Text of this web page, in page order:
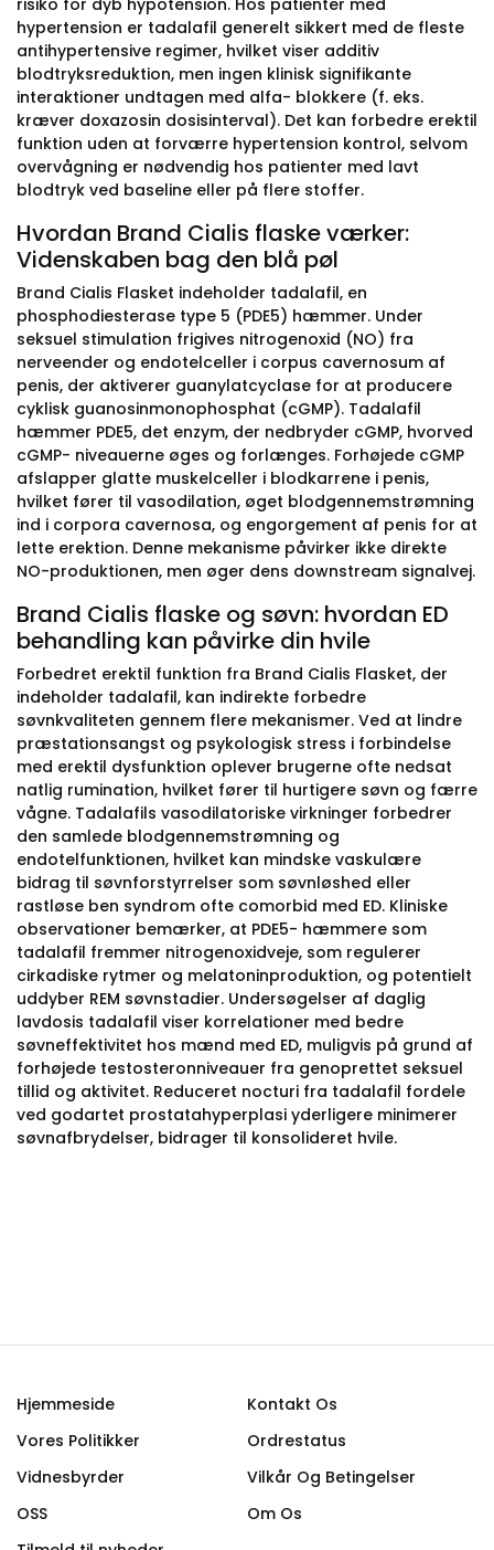
risiko for dyb hypotension. Hos patienter med
hypertension er tadalafil generelt sikkert med de fleste
antihypertensive regimer, hvilket viser additiv
blodtryksreduktion, men ingen klinisk signifikante
interaktioner undtagen med alfa- blokkere (f. eks.
kræver doxazosin dosisinterval). Det kan forbedre erektil
funktion uden at forværre hypertension kontrol, selvom
overvågning er nødvendig hos patienter med lavt
blodtryk ved baseline eller på flere stoffer.
Hvordan Brand Cialis flaske værker:
Videnskaben bag den blå pøl
Brand Cialis Flasket indeholder tadalafil, en
phosphodiesterase type 5 (PDE5) hæmmer. Under
seksuel stimulation frigives nitrogenoxid (NO) fra
nerveender og endotelceller i corpus cavernosum af
penis, der aktiverer guanylatcyclase for at producere
cyklisk guanosinmonophosphat (cGMP). Tadalafil
hæmmer PDE5, det enzym, der nedbryder cGMP, hvorved
cGMP- niveauerne øges og forlænges. Forhøjede cGMP
afslapper glatte muskelceller i blodkarrene i penis,
hvilket fører til vasodilation, øget blodgennemstrømning
ind i corpora cavernosa, og engorgement af penis for at
lette erektion. Denne mekanisme påvirker ikke direkte
NO-produktionen, men øger dens downstream signalvej.
Brand Cialis flaske og søvn: hvordan ED
behandling kan påvirke din hvile
Forbedret erektil funktion fra Brand Cialis Flasket, der
indeholder tadalafil, kan indirekte forbedre
søvnkvaliteten gennem flere mekanismer. Ved at lindre
præstationsangst og psykologisk stress i forbindelse
med erektil dysfunktion oplever brugerne ofte nedsat
natlig rumination, hvilket fører til hurtigere søvn og færre
vågne. Tadalafils vasodilatoriske virkninger forbedrer
den samlede blodgennemstrømning og
endotelfunktionen, hvilket kan mindske vaskulære
bidrag til søvnforstyrrelser som søvnløshed eller
rastløse ben syndrom ofte comorbid med ED. Kliniske
observationer bemærker, at PDE5- hæmmere som
tadalafil fremmer nitrogenoxidveje, som regulerer
cirkadiske rytmer og melatoninproduktion, og potentielt
uddyber REM søvnstadier. Undersøgelser af daglig
lavdosis tadalafil viser korrelationer med bedre
søvneffektivitet hos mænd med ED, muligvis på grund af
forhøjede testosteronniveauer fra genoprettet seksuel
tillid og aktivitet. Reduceret nocturi fra tadalafil fordele
ved godartet prostatahyperplasi yderligere minimerer
søvnafbrydelser, bidrager til konsolideret hvile.
Hjemmeside
Kontakt Os
Vores Politikker
Ordrestatus
Vidnesbyrder
Vilkår Og Betingelser
OSS
Om Os